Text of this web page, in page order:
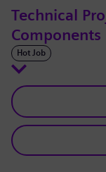
Technical
Components
Hot Job